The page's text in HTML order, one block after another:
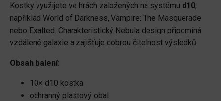
Kostky využijete ve hrách založených na systému d10,
například World of Darkness, Vampire: The Masquerade
nebo Exalted. Charakteristický Nebula design připomíná
vzdálené galaxie a zajišťuje dobrou čitelnost výsledků.
Obsah balení:
10× d10 kostka
ochranný plastový obal